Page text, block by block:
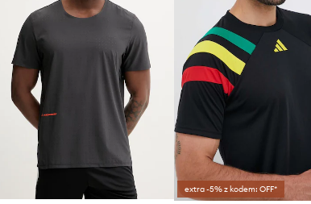
extra -5% z kodem: OFF*